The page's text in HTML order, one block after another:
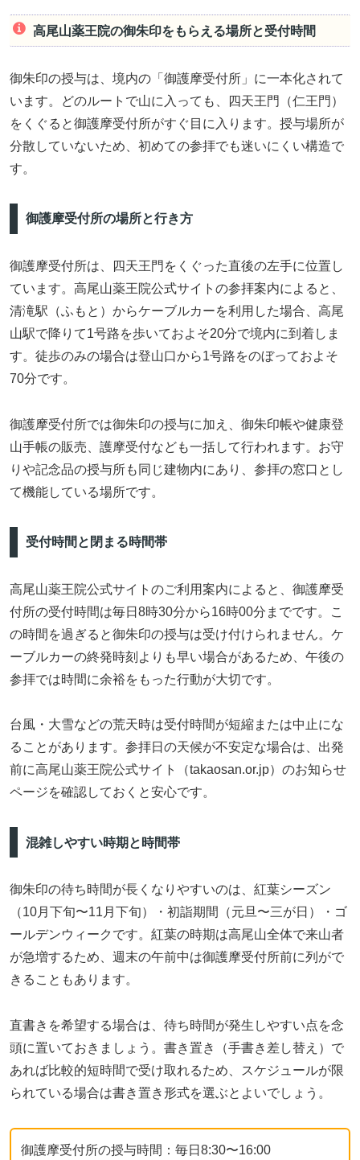
高尾山薬王院の御朱印をもらえる場所と受付時間
御朱印の授与は、境内の「御護摩受付所」に一本化されて
います。どのルートで山に入っても、四天王門（仁王門）
をくぐると御護摩受付所がすぐ目に入ります。授与場所が
分散していないため、初めての参拝でも迷いにくい構造で
す。
御護摩受付所の場所と行き方
御護摩受付所は、四天王門をくぐった直後の左手に位置し
ています。高尾山薬王院公式サイトの参拝案内によると、
清滝駅（ふもと）からケーブルカーを利用した場合、高尾
山駅で降りて1号路を歩いておよそ20分で境内に到着しま
す。徒歩のみの場合は登山口から1号路をのぼっておよそ
70分です。
御護摩受付所では御朱印の授与に加え、御朱印帳や健康登
山手帳の販売、護摩受付なども一括して行われます。お守
りや記念品の授与所も同じ建物内にあり、参拝の窓口とし
て機能している場所です。
受付時間と閉まる時間帯
高尾山薬王院公式サイトのご利用案内によると、御護摩受
付所の受付時間は毎日8時30分から16時00分までです。こ
の時間を過ぎると御朱印の授与は受け付けられません。ケ
ーブルカーの終発時刻よりも早い場合があるため、午後の
参拝では時間に余裕をもった行動が大切です。
台風・大雪などの荒天時は受付時間が短縮または中止にな
ることがあります。参拝日の天候が不安定な場合は、出発
前に高尾山薬王院公式サイト（takaosan.or.jp）のお知らせ
ページを確認しておくと安心です。
混雑しやすい時期と時間帯
御朱印の待ち時間が長くなりやすいのは、紅葉シーズン
（10月下旬〜11月下旬）・初詣期間（元旦〜三が日）・ゴ
ールデンウィークです。紅葉の時期は高尾山全体で来山者
が急増するため、週末の午前中は御護摩受付所前に列がで
きることもあります。
直書きを希望する場合は、待ち時間が発生しやすい点を念
頭に置いておきましょう。書き置き（手書き差し替え）で
あれば比較的短時間で受け取れるため、スケジュールが限
られている場合は書き置き形式を選ぶとよいでしょう。
御護摩受付所の授与時間：毎日8:30〜16:00